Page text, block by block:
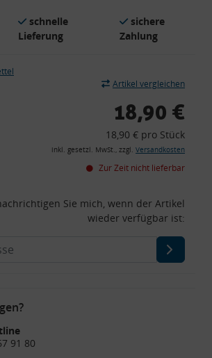
schnelle
Lieferung
sichere
Zahlung
Artikel vergleichen
18,90 €
18,90 € pro Stück
inkl. gesetzl. MwSt., zzgl. Versandkosten
Zur Zeit nicht lieferbar
Sie mich, wenn der Artikel
wieder verfügbar ist:
91 80